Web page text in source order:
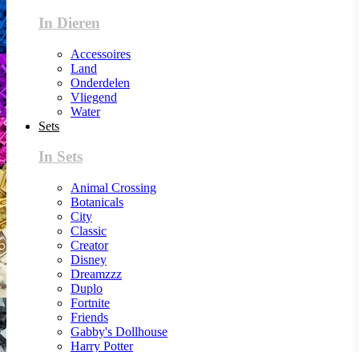
In Dieren
Accessoires
Land
Onderdelen
Vliegend
Water
Sets
In Sets
Animal Crossing
Botanicals
City
Classic
Creator
Disney
Dreamzzz
Duplo
Fortnite
Friends
Gabby's Dollhouse
Harry Potter